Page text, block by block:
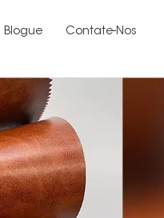
Blogue Contate-Nos